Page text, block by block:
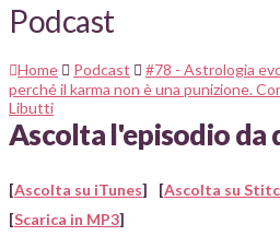
Podcast
Home Podcast
#78 - Astrologia
perché il karma non è una punizione.
Libutti
Ascolta l'episodio da
[Ascolta su iTunes] [Ascolta su
[Scarica in MP3]